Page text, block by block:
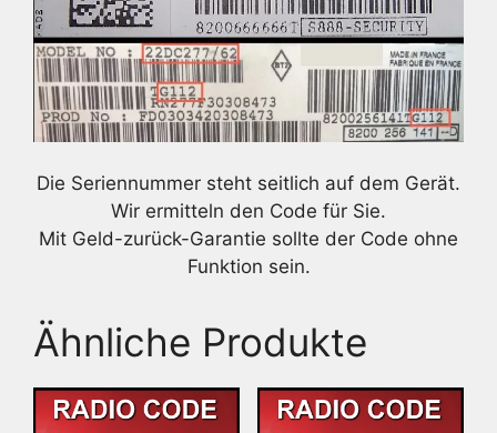
Die Seriennummer steht seitlich auf dem Gerät.
Wir ermitteln den Code für Sie.
Mit Geld-zurück-Garantie sollte der Code ohne
Funktion sein.
Ähnliche Produkte